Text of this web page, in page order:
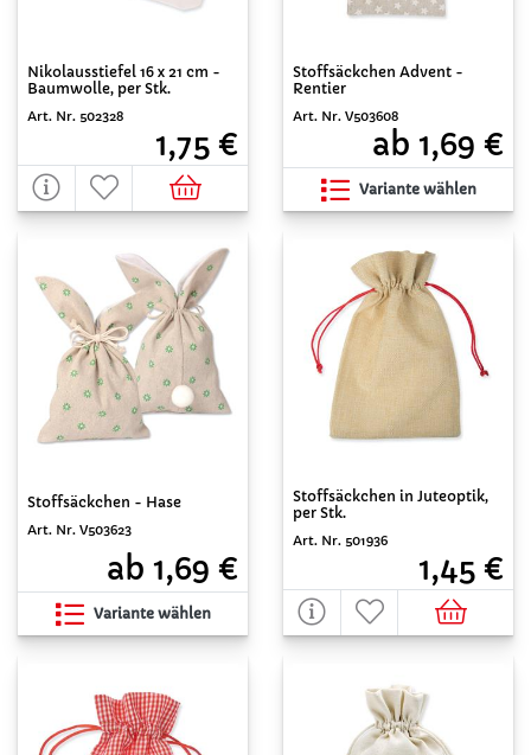
Nikolausstiefel 16 x 21 cm -
Baumwolle, per Stk.
Art. Nr. 502328
1,75 €
Stoffsäckchen Advent -
Rentier
Art. Nr. V503608
ab 1,69 €
Variante wählen
Stoffsäckchen - Hase
Art. Nr. V503623
ab 1,69 €
Variante wählen
Stoffsäckchen in Juteoptik,
per Stk.
Art. Nr. 501936
1,45 €